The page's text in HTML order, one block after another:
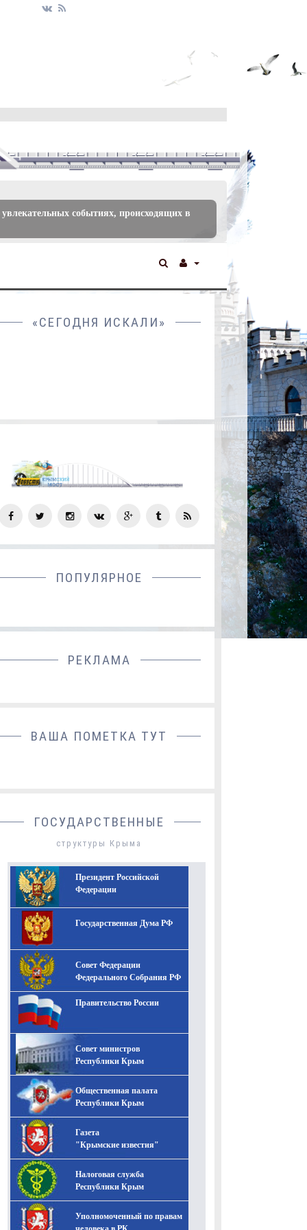
событиях, происходящих в
«СЕГОДНЯ ИСКАЛИ»
СОЦ
СЕТИ
ПОПУЛЯРНОЕ
РЕКЛАМА
ВАША ПОМЕТКА ТУТ
ГОСУДАРСТВЕННЫЕ
структуры Крыма
Президент Российской
Федерации
Государственная Дума РФ
Совет Федерации
Федерального Собрания РФ
Правительство России
Совет министров
Республики Крым
Общественная палата
Республики Крым
Газета
"Крымские известия"
Налоговая служба
Республики Крым
Уполномоченный по правам